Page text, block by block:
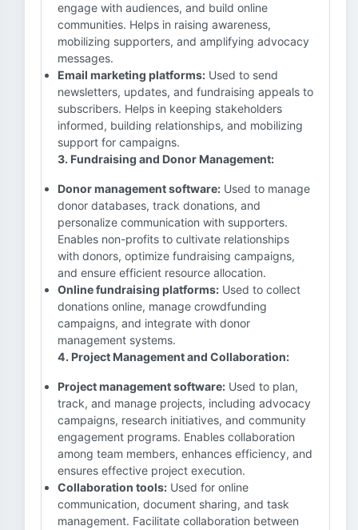
engage with audiences, and build online
communities. Helps in raising awareness,
mobilizing supporters, and amplifying advocacy
messages.
Email marketing platforms: Used to send
newsletters, updates, and fundraising appeals to
subscribers. Helps in keeping stakeholders
informed, building relationships, and mobilizing
support for campaigns.
3. Fundraising and Donor Management:
Donor management software: Used to manage
donor databases, track donations, and
personalize communication with supporters.
Enables non-profits to cultivate relationships
with donors, optimize fundraising campaigns,
and ensure efficient resource allocation.
Online fundraising platforms: Used to collect
donations online, manage crowdfunding
campaigns, and integrate with donor
management systems.
4. Project Management and Collaboration:
Project management software: Used to plan,
track, and manage projects, including advocacy
campaigns, research initiatives, and community
engagement programs. Enables collaboration
among team members, enhances efficiency, and
ensures effective project execution.
Collaboration tools: Used for online
communication, document sharing, and task
management. Facilitate collaboration between